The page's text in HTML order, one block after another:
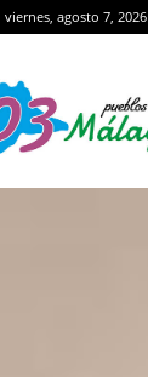
viernes, agosto 7, 2026
Málaga